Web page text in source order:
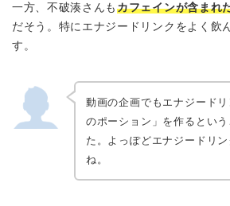
一方、不破湊さんもカフェインが含まれ
だそう。特にエナジードリンクをよく飲
す。
動画の企画でもエナジード
のポーション」を作るとい
た。よっぽどエナジードリ
ね。